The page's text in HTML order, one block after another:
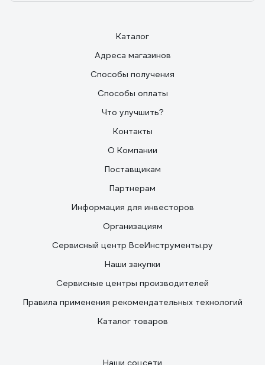
Каталог
Адреса магазинов
Способы получения
Способы оплаты
Что улучшить?
Контакты
О Компании
Поставщикам
Партнерам
Информация для инвесторов
Организациям
Сервисный центр ВсеИнструменты.ру
Наши закупки
Сервисные центры производителей
Правила применения рекомендательных технологий
Каталог товаров
Наши соцсети